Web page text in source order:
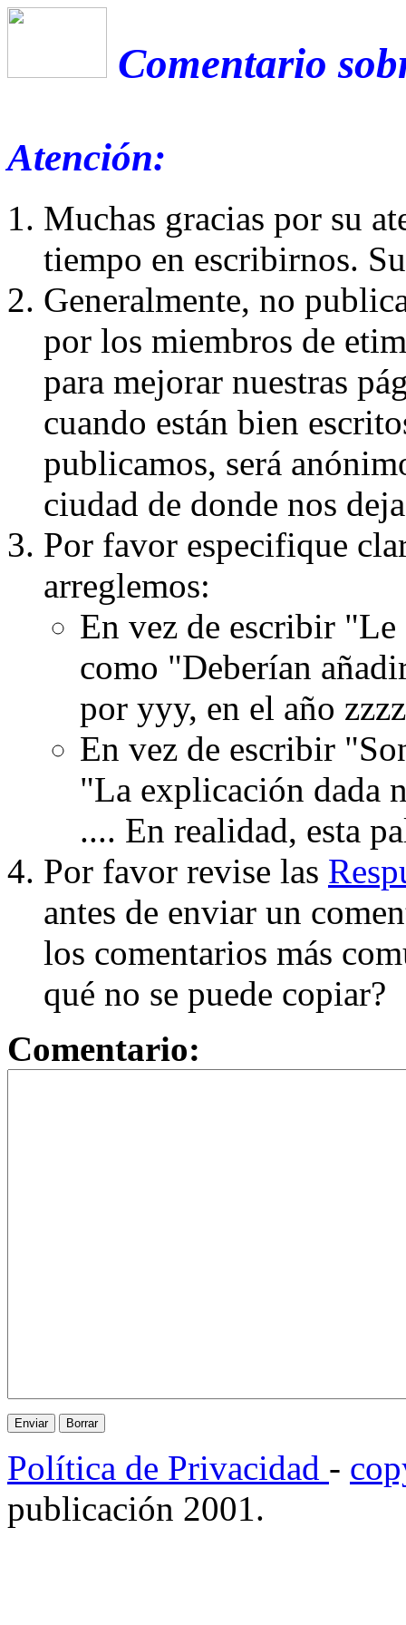
Comentario
Atención:
Muchas gracias por su
tiempo en escribirnos.
Generalmente, no
por los miembros de
para mejorar nuestras
cuando están bien
publicamos, será
ciudad de donde nos
Por favor especifique
arreglemos:
En vez de escribir
como "Deberían
por yyy, en el año
En vez de escribir
"La explicación dada
.... En realidad, esta
Por favor revise las
antes de enviar un
los comentarios más
qué no se puede copiar?
Comentario:
Política de Privacidad -
publicación 2001.